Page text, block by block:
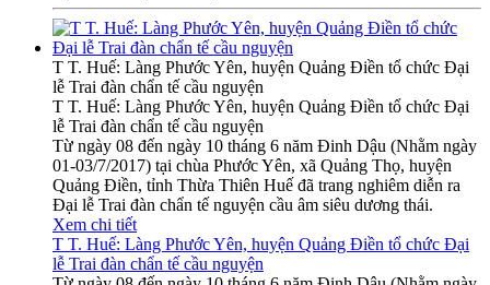
T T. Huế: Làng Phước Yên, huyện Quảng Điền tổ chức Đại
lễ Trai đàn chẩn tế cầu nguyện
T T. Huế: Làng Phước Yên, huyện Quảng Điền tổ chức Đại
lễ Trai đàn chẩn tế cầu nguyện
Từ ngày 08 đến ngày 10 tháng 6 năm Đinh Dậu (Nhằm ngày
01-03/7/2017) tại chùa Phước Yên, xã Quảng Thọ, huyện
Quảng Điền, tỉnh Thừa Thiên Huế đã trang nghiêm diễn ra
Đại lễ Trai đàn chẩn tế nguyện cầu âm siêu dương thái.
Xem chi tiết
T T. Huế: Làng Phước Yên, huyện Quảng Điền tổ chức Đại
lễ Trai đàn chẩn tế cầu nguyện